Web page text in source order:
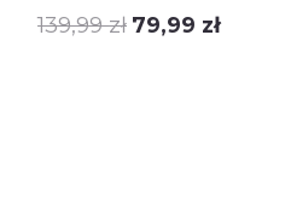
139,99zł 79,99 zł